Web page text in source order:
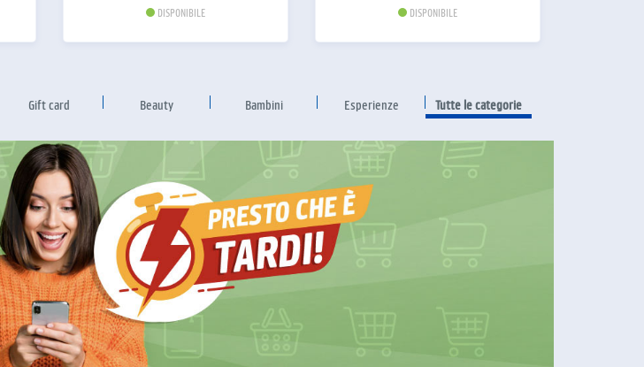
DISPONIBILE DISPONIBILE
Gift card Beauty Bambini Esperienze Tutte le categorie